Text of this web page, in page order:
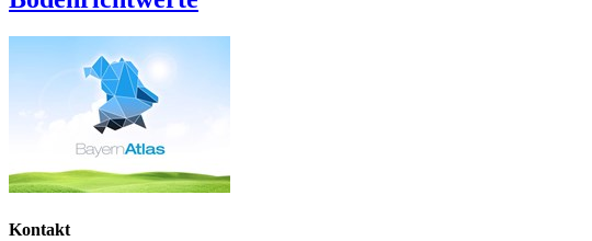
Kontakt